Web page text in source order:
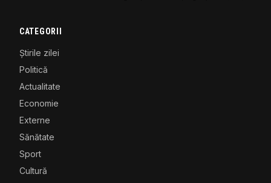
CATEGORII
Știrile zilei
Politică
Actualitate
Economie
Externe
Sănătate
Sport
Cultură